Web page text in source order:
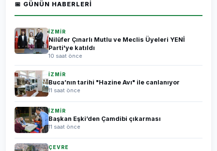
📅 GÜNÜN HABERLERI
İZMİR
Nilüfer Çınarlı Mutlu ve Meclis Üyeleri YENİ
Parti'ye katıldı
10 saat önce
İZMİR
Buca’nın tarihi "Hazine Avı" ile canlanıyor
11 saat önce
İZMİR
Başkan Eşki’den Çamdibi çıkarması
11 saat önce
ÇEVRE